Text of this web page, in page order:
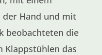
der Hand und mit
beobachteten die
Klappstühlen das